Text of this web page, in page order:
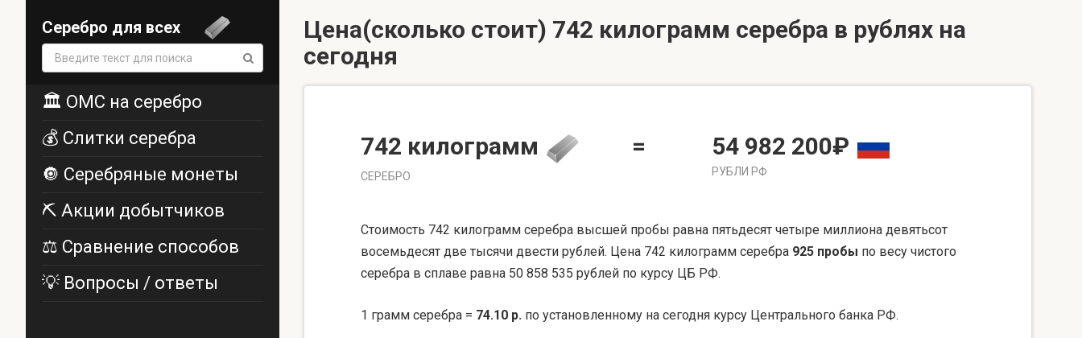
Серебро для всех
Поиск:
🏛️ ОМС на серебро
💰 Слитки серебра
🔘 Серебряные монеты
⛏️ Акции добытчиков
⚖️ Сравнение способов
💡 Вопросы / ответы
Цена(сколько стоит) 742 килограмм серебра в рублях на
сегодня
742 килограмм
СЕРЕБРО
= 54 982 200₽
РУБЛИ РФ
Стоимость 742 килограмм серебра высшей пробы равна пятьдесят четыре миллиона девятьсот
восемьдесят две тысячи двести рублей. Цена 742 килограмм серебра 925 пробы по весу чистого
серебра в сплаве равна 50 858 535 рублей по курсу ЦБ РФ.
1 грамм серебра = 74.10 р. по установленному на сегодня курсу Центрального банка РФ.